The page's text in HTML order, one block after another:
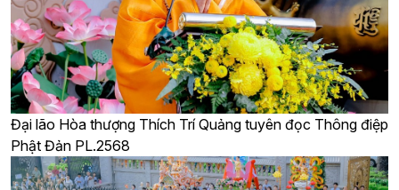
Đại lão Hòa thượng Thích Trí Quảng tuyên đọc Thông điệp
Phật Đản PL.2568